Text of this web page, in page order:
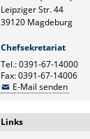
Leipziger Str. 44
39120 Magdeburg
Chefsekretariat
Tel.: 0391-67-14000
Fax: 0391-67-14006
E-Mail senden
Links